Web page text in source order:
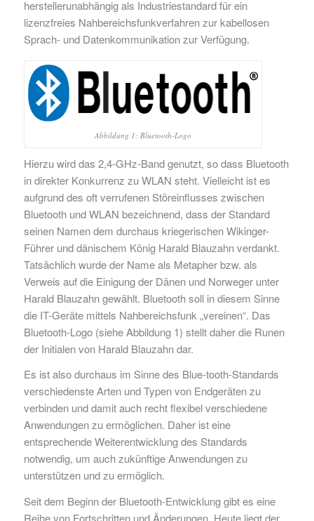
herstellerunabhängig als Industriestandard für ein
lizenzfreies Nahbereichsfunkverfahren zur kabellosen
Sprach- und Datenkommunikation zur Verfügung.
Abbildung 1: Bluetooth-Logo
Hierzu wird das 2,4-GHz-Band genutzt, so dass Bluetooth
in direkter Konkurrenz zu WLAN steht. Vielleicht ist es
aufgrund des oft verrufenen Störeinflusses zwischen
Bluetooth und WLAN bezeichnend, dass der Standard
seinen Namen dem durchaus kriegerischen Wikinger-
Führer und dänischem König Harald Blauzahn verdankt.
Tatsächlich wurde der Name als Metapher bzw. als
Verweis auf die Einigung der Dänen und Norweger unter
Harald Blauzahn gewählt. Bluetooth soll in diesem Sinne
die IT-Geräte mittels Nahbereichsfunk „vereinen“. Das
Bluetooth-Logo (siehe Abbildung 1) stellt daher die Runen
der Initialen von Harald Blauzahn dar.
Es ist also durchaus im Sinne des Blue-tooth-Standards
verschiedenste Arten und Typen von Endgeräten zu
verbinden und damit auch recht flexibel verschiedene
Anwendungen zu ermöglichen. Daher ist eine
entsprechende Weiterentwicklung des Standards
notwendig, um auch zukünftige Anwendungen zu
unterstützen und zu ermöglich.
Seit dem Beginn der Bluetooth-Entwicklung gibt es eine
Reihe von Fortschritten und Änderungen. Heute liegt der